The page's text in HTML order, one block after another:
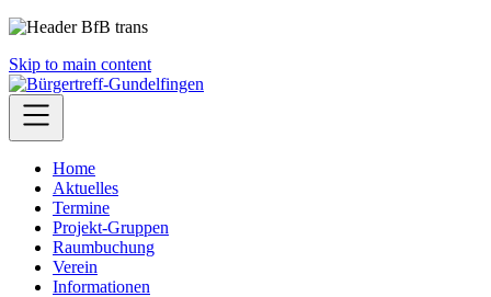
Skip to main content
Home
Aktuelles
Termine
Projekt-Gruppen
Raumbuchung
Verein
Informationen